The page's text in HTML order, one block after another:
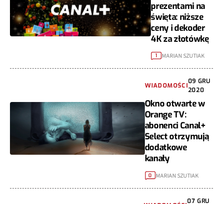
prezentami na
święta: niższe
ceny i dekoder
4K za złotówkę
1 MARIAN SZUTIAK
WIADOMOŚCI
09 GRU
2020
Okno otwarte w
Orange TV:
abonenci Canal+
Select otrzymują
dodatkowe
kanały
0 MARIAN SZUTIAK
07 GRU